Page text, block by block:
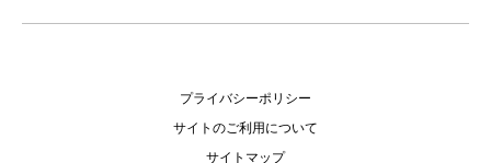
プライバシーポリシー
サイトのご利用について
サイトマップ